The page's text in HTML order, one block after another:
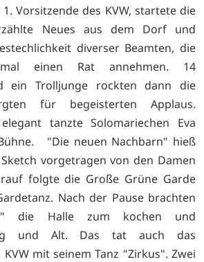
Vorsitzende des KVW, startete die
Neues aus dem Dorf und
diverser Beamten, die
einen Rat annehmen. 14
ein Trolljunge rockten dann die
für begeisterten Applaus.
tanzte Solomariechen Eva
"Die neuen Nachbarn" hieß
vorgetragen von den Damen
folgte die Große Grüne Garde
Nach der Pause brachten
die Halle zum kochen und
und Alt. Das tat auch das
mit seinem Tanz "Zirkus". Zwei